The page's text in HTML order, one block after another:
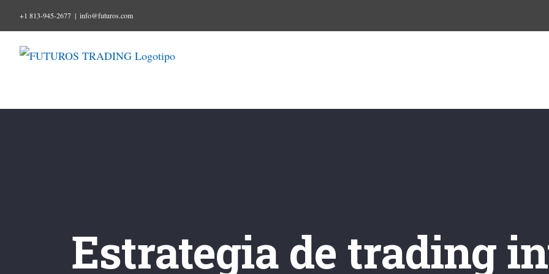
al
contenido
+1 813-945-2677 | info@futuros.com
Estrategia de trading